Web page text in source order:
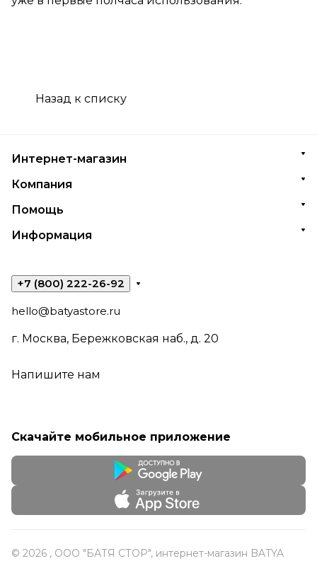
Назад к списку
Интернет-магазин
Компания
Помощь
Информация
+7 (800) 222-26-92
hello@batyastore.ru
г. Москва, Бережковская наб., д. 20
Напишите нам
Скачайте мобильное приложение
© 2026 , ООО "БАТЯ СТОР", интернет-магазин BATYA